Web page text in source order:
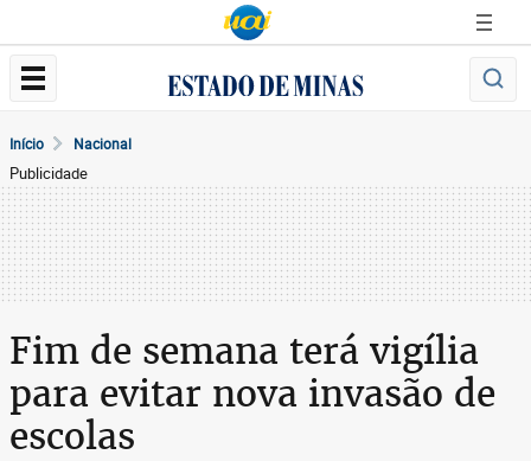
Início Nacional
Publicidade
Fim de semana terá vigília
para evitar nova invasão de
escolas